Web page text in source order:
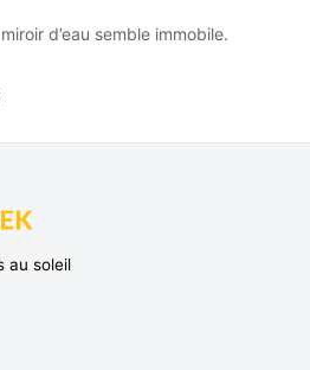
d’eau semble immobile.
au soleil